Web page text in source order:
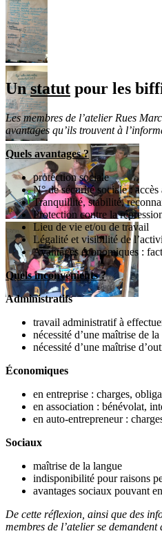
Unstatut pour les
Les membres de l’atelier Rues
avantages qu’ils trouvent à
Quels avantages ?
protection sociale
N° de sécurité sociale :
Tranquillité, stabilité,
Protection contre la
Lieu de vie et/ou de travail
Légalité et visibilité de
Avantages économiques :
Quels inconvénients ?
Administratifs
travail administratif à
nécessité d’une maîtrise de
nécessité d’une maîtrise
Économiques
en entreprise : charges,
en association : bénévolat,
en auto-entrepreneur :
Sociaux
maîtrise de la langue
indisponibilité pour raisons
avantages sociaux pouvant
De cette réflexion, ainsi que des
membres de l’atelier se